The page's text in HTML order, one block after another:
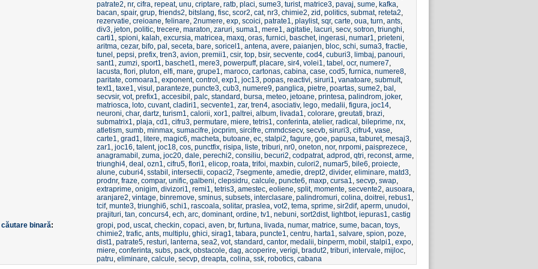
patrate2, nr, cifra, repeat, unu, criptare, ratb, placi, sume3, turist, matrice3, pavaj, sume, kafka,
bacan, spair, grup, friends2, bitslang, fisc, scor2, cat, nr3, chimie2, zid , politics, submat, reteta2,
rezervatie, creioane, felinare, 2numere, exp, scoici, patrate1, playlist, sqr, carte, oua, turn, ants,
div3, jeton, politic, trecere, maraton, zaruri, suma1, mere1, agitatie, lacuri, secv, sotron, triunghi,
carti1, spioni, kalah, excursia, matricea, maxq, oras, furnici, baschet, ingerasi, numar1, prieteni,
aritma, cezar, bifo, pal , seceta, bare, soricel1, antena, avere, paianjen, bloc, schi, suma3, fractie,
tunel , pepsi, prefix, tren3, avion, premii1, csir, top, bsir, secvente, cod4, cuburi3, limbaj, panouri,
sant1, zumzi, sport1, baschet1, mere3, powerpuff, placare, sir4, volei1, tabel , ocr, numere7,
lacusta, flori, pluton, elfi, mare, grupe1, maroco, cartonas, cabina, case, cod5, furnica, numere8,
paritate, comoara1, exponent, control , exp1, joc13, popas, reactivi, siruri1, vanatoare, submult,
text1, taxe1, visul , paranteze, puncte3, cub3, numere9, panglica, pietre, poartas, sume2, bal ,
secvsir, vot, prefix1, accesibil , palc, standard , bursa, meteo, jetoane, printesa, palindrom, joker,
matriosca, loto, cuvant, cladiri1, secvente1, zar, tren4, asociativ, lego, medalii, figura, joc14,
neuroni, char, dartz, turism1, calorii, xor1, paltrei, album, livada1, colorare, greutati, brazi,
submatrix1, plaja, cd1, cifru3, permutare, miere, tetris1, conferinta, atelier, radical , bileprime, nx,
atletism, sumb, minmax, sumacifre, jocprim, sircifre, cmmdcsecv, secvb, siruri3, cifru4, vase,
carte1, grad1, litere, magic6, macheta, butoane, ec, stalpi2, fagure, goe, papusa, taburet, mesaj3,
zar1, joc16, talent, joc18, cos, punctfix, risipa, liste, triburi, nr0, oneton, nor, nrpomi, paisprezece,
anagramabil , zuma, joc20, dale, perechi2, consiliu, becuri2, codpatrat, adprod , qtri, reconst, arme,
triunghi4, deal , ozn1, cifru5, flori1, elicop, roata, trifoi, maxbin, culori2, numar5, bile6, proiecte,
alune, cuburi4, sstabil , intersectii, copaci2, 7segmente, amedie, drept2, divider, eliminare, matd3,
prodnr, fraze, compar, unific, galbeni, clepsidru, calcule, puncte6, maxp, cursa1, secvp, swap,
extraprime, onigim, divizori1, remi1, tetris3, amestec, eoliene, split, momente, secvente2, ausoara,
aranjare2, vintage, binremove, sminus, subsets, interclasare, palindromuri, colina, doitrei, rebus1,
tcif, munte3, triunghi6, schi1, rascoala, solitar, praslea, vot2, tema, sprime, sir2dif, aperm, unudoi,
prajituri, tan, concurs4, ech, arc, dominant, ordine, tv1, nebuni, sort2dist, lightbot, iepuras1, castig
căutare binară: gropi, pod , uscat, checkin, copaci, aven, br, furtuna, livada, numar, matrice, sume, bacan, toys,
chimie2, trafic, ants, multiplu, ghici, sirag1, tabara, puncte1, centru, harta1, salvare, spion, poze,
dist1, patrate5, resturi, lanterna, sea2, vot, standard , cantor, medalii, binperm, mobil , stalpi1, expo,
miere, conferinta, subs, pack, obstacole, dag, acoperire, verigi, bradut2, triburi, intervale, mijloc,
patru, eliminare, calcule, secvp, dreapta, colina, ssk, robotics, cabana